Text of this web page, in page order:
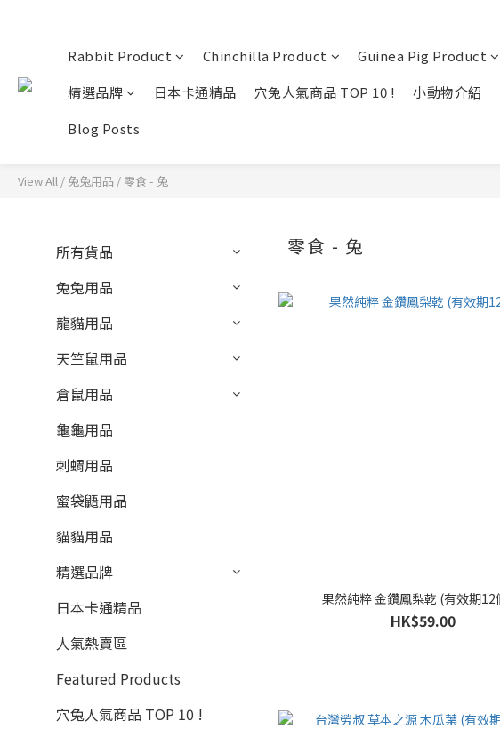
Rabbit Product Chinchilla Product Guinea Pig Product
精選品牌
日本卡通精品 穴兔人氣商品 TOP 10 ! 小動物介紹
Blog Posts
View All / 兔兔用品 / 零食 - 兔
所有貨品
兔兔用品
龍貓用品
天竺鼠用品
倉鼠用品
龜龜用品
刺蝟用品
蜜袋鼯用品
貓貓用品
精選品牌
日本卡通精品
人氣熱賣區
Featured Products
穴兔人氣商品 TOP 10 !
零食 - 兔
果然純粹 金鑽鳳梨乾 (有效期12
HK$59.00